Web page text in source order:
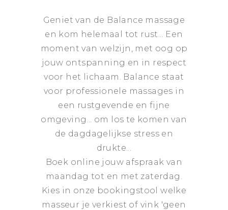
Geniet van de Balance massage
en kom helemaal tot rust... Een
moment van welzijn, met oog op
jouw ontspanning en in respect
voor het lichaam. Balance staat
voor professionele massages in
een rustgevende en fijne
omgeving... om los te komen van
de dagdagelijkse stress en
drukte...
Boek online jouw afspraak van
maandag tot en met zaterdag.
Kies in onze bookingstool welke
masseur je verkiest of vink 'geen